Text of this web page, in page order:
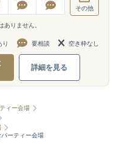
その他
りません。
り 要相談 空き枠なし
詳細を見る
ィー会場
パーティー会場